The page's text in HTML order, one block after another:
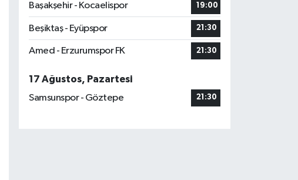
Başakşehir - Kocaelispor
19:00
Beşiktaş - Eyüpspor 21:30
Amed - Erzurumspor FK 21:30
17 Ağustos, Pazartesi
Samsunspor - Göztepe
21:30